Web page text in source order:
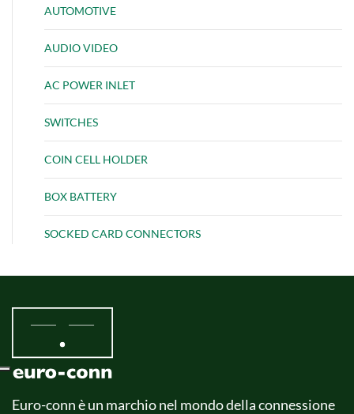
AUTOMOTIVE
AUDIO VIDEO
AC POWER INLET
SWITCHES
COIN CELL HOLDER
BOX BATTERY
SOCKED CARD CONNECTORS
Euro-conn è un marchio nel mondo della connessione